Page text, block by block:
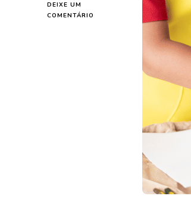
DEIXE UM
COMENTÁRIO